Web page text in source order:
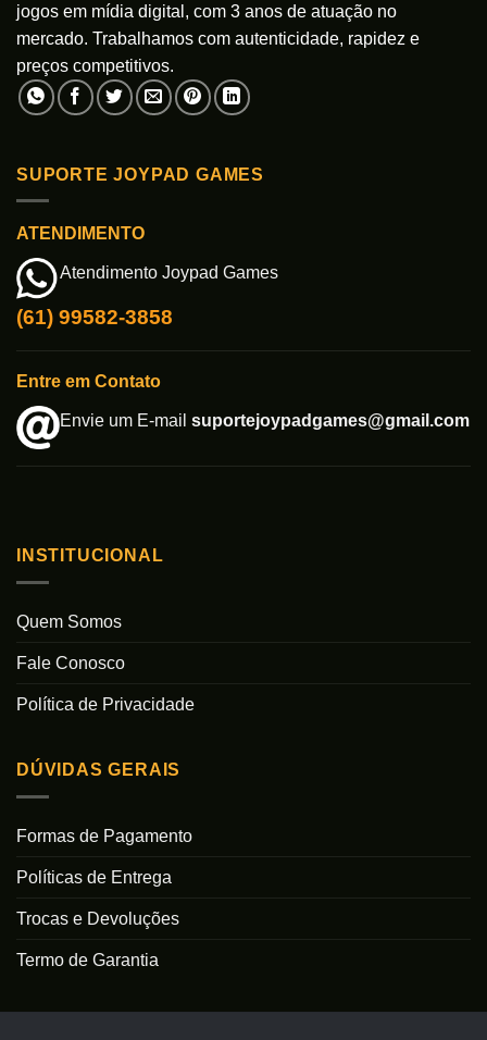
jogos em mídia digital, com 3 anos de atuação no
mercado. Trabalhamos com autenticidade, rapidez e
preços competitivos.
SUPORTE JOYPAD GAMES
ATENDIMENTO
Atendimento Joypad Games
(61) 99582-3858
Entre em Contato
Envie um E-mail suportejoypadgames@gmail.com
INSTITUCIONAL
Quem Somos
Fale Conosco
Política de Privacidade
DÚVIDAS GERAIS
Formas de Pagamento
Políticas de Entrega
Trocas e Devoluções
Termo de Garantia